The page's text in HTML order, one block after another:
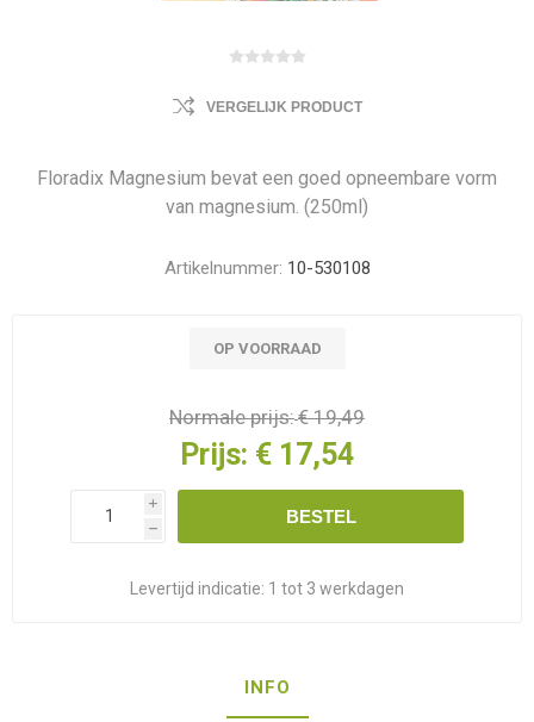
VERGELIJK PRODUCT
Floradix Magnesium bevat een goed opneembare vorm
van magnesium. (250ml)
Artikelnummer: 10-530108
OP VOORRAAD
Normale prijs:€ 19,49
Prijs: € 17,54
i
h
BESTEL
Levertijd indicatie: 1 tot 3 werkdagen
INFO